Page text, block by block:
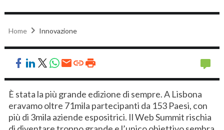
Home Innovazione
È stata la più grande edizione di sempre. A Lisbona
eravamo oltre 71mila partecipanti da 153 Paesi, con
più di 3mila aziende espositrici. Il Web Summit rischia